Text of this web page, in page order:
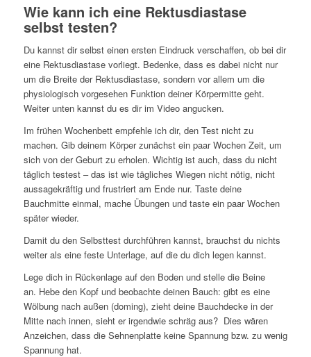
Wie kann ich eine Rektusdiastase
selbst testen?
Du kannst dir selbst einen ersten Eindruck verschaffen, ob bei dir
eine Rektusdiastase vorliegt. Bedenke, dass es dabei nicht nur
um die Breite der Rektusdiastase, sondern vor allem um die
physiologisch vorgesehen Funktion deiner Körpermitte geht.
Weiter unten kannst du es dir im Video angucken.
Im frühen Wochenbett empfehle ich dir, den Test nicht zu
machen. Gib deinem Körper zunächst ein paar Wochen Zeit, um
sich von der Geburt zu erholen. Wichtig ist auch, dass du nicht
täglich testest – das ist wie tägliches Wiegen nicht nötig, nicht
aussagekräftig und frustriert am Ende nur. Taste deine
Bauchmitte einmal, mache Übungen und taste ein paar Wochen
später wieder.
Damit du den Selbsttest durchführen kannst, brauchst du nichts
weiter als eine feste Unterlage, auf die du dich legen kannst.
Lege dich in Rückenlage auf den Boden und stelle die Beine
an. Hebe den Kopf und beobachte deinen Bauch: gibt es eine
Wölbung nach außen (doming), zieht deine Bauchdecke in der
Mitte nach innen, sieht er irgendwie schräg aus? Dies wären
Anzeichen, dass die Sehnenplatte keine Spannung bzw. zu wenig
Spannung hat.